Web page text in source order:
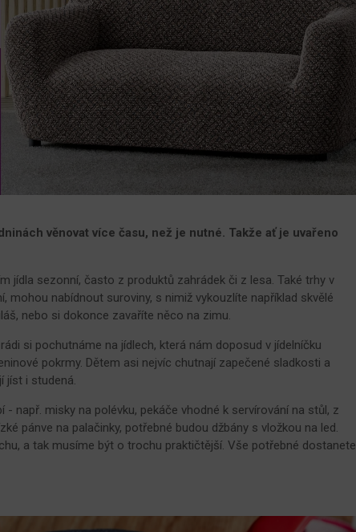
věnovat více času, než je nutné. Takže ať je uvařeno
jídla sezonní, často z produktů zahrádek či z lesa. Také trhy v
mohou nabídnout suroviny, s nimiž vykouzlíte například skvělé
nebo si dokonce zavaříte něco na zimu.
si pochutnáme na jídlech, která nám doposud v jídelníčku
pokrmy. Dětem asi nejvíc chutnají zapečené sladkosti a
jíst i studená.
např. misky na polévku, pekáče vhodné k servírování na stůl, z
pánve na palačinky, potřebné budou džbány s vložkou na led.
a tak musíme být o trochu praktičtější. Vše potřebné dostanete